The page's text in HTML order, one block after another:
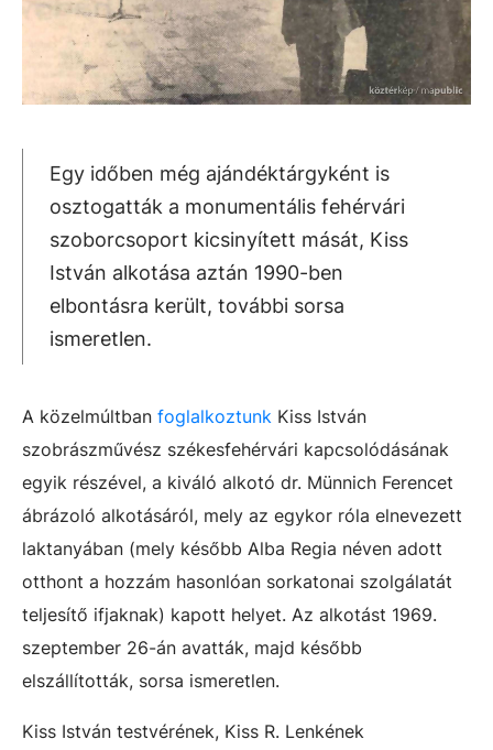
Egy időben még ajándéktárgyként is
osztogatták a monumentális fehérvári
szoborcsoport kicsinyített mását, Kiss
István alkotása aztán 1990-ben
elbontásra került, további sorsa
ismeretlen.
A közelmúltban foglalkoztunk Kiss István
szobrászművész székesfehérvári kapcsolódásának
egyik részével, a kiváló alkotó dr. Münnich Ferencet
ábrázoló alkotásáról, mely az egykor róla elnevezett
laktanyában (mely később Alba Regia néven adott
otthont a hozzám hasonlóan sorkatonai szolgálatát
teljesítő ifjaknak) kapott helyet. Az alkotást 1969.
szeptember 26-án avatták, majd később
elszállították, sorsa ismeretlen.
Kiss István testvérének, Kiss R. Lenkének